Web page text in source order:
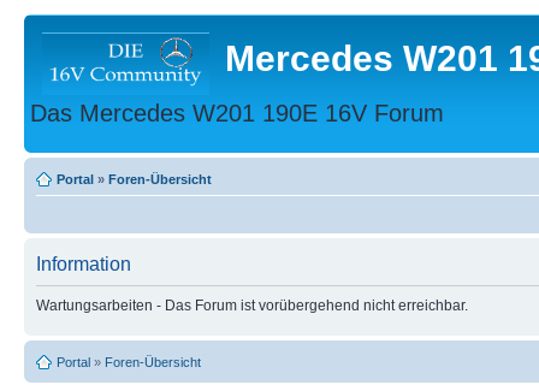
Mercedes W201
Das Mercedes W201 190E 16V Forum
Portal » Foren-Übersicht
Information
Wartungsarbeiten - Das Forum ist vorübergehend nicht erreichbar.
Portal » Foren-Übersicht